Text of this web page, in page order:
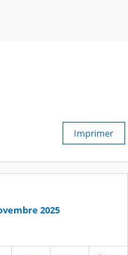
Imprimer
2025